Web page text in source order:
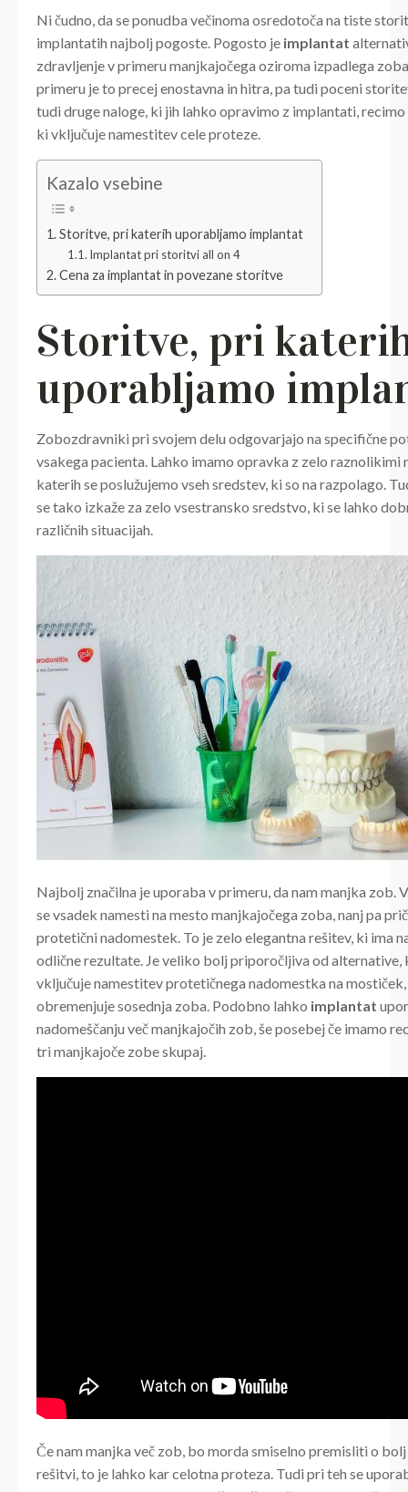
Ni čudno, da se ponudba večinoma osredotoča na tiste
implantatih najbolj pogoste. Pogosto je implantat
zdravljenje v primeru manjkajočega oziroma izpadlega
primeru je to precej enostavna in hitra, pa tudi poceni
tudi druge naloge, ki jih lahko opravimo z implantati,
ki vključuje namestitev cele proteze.
Kazalo vsebine
Storitve, pri katerih uporabljamo implantat
Implantat pri storitvi all on 4
Cena za implantat in povezane storitve
Storitve, pri
uporabljamo
Zobozdravniki pri svojem delu odgovarjajo na specifične
vsakega pacienta. Lahko imamo opravka z zelo raznolikimi
katerih se poslužujemo vseh sredstev, ki so na razpolago.
se tako izkaže za zelo vsestransko sredstvo, ki se lahko
različnih situacijah.
Najbolj značilna je uporaba v primeru, da nam manjka zob.
se vsadek namesti na mesto manjkajočega zoba, nanj pa
protetični nadomestek. To je zelo elegantna rešitev, ki ima
odlične rezultate. Je veliko bolj priporočljiva od alternative,
vključuje namestitev protetičnega nadomestka na
obremenjuje sosednja zoba. Podobno lahko implantat
nadomeščanju več manjkajočih zob, še posebej če imamo
tri manjkajoče zobe skupaj.
Če nam manjka več zob, bo morda smiselno premisliti o
rešitvi, to je lahko kar celotna proteza. Tudi pri teh se